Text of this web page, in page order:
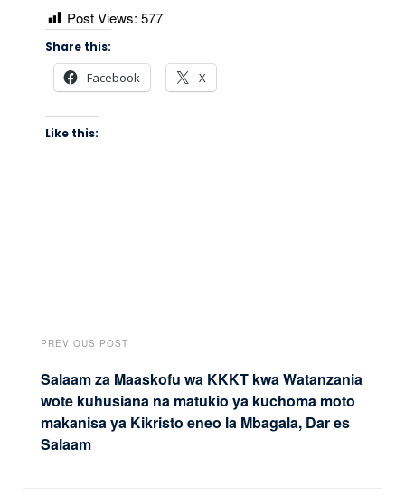
Post Views: 577
Share this:
Facebook X
Like this:
PREVIOUS POST
Salaam za Maaskofu wa KKKT kwa Watanzania
wote kuhusiana na matukio ya kuchoma moto
makanisa ya Kikristo eneo la Mbagala, Dar es
Salaam